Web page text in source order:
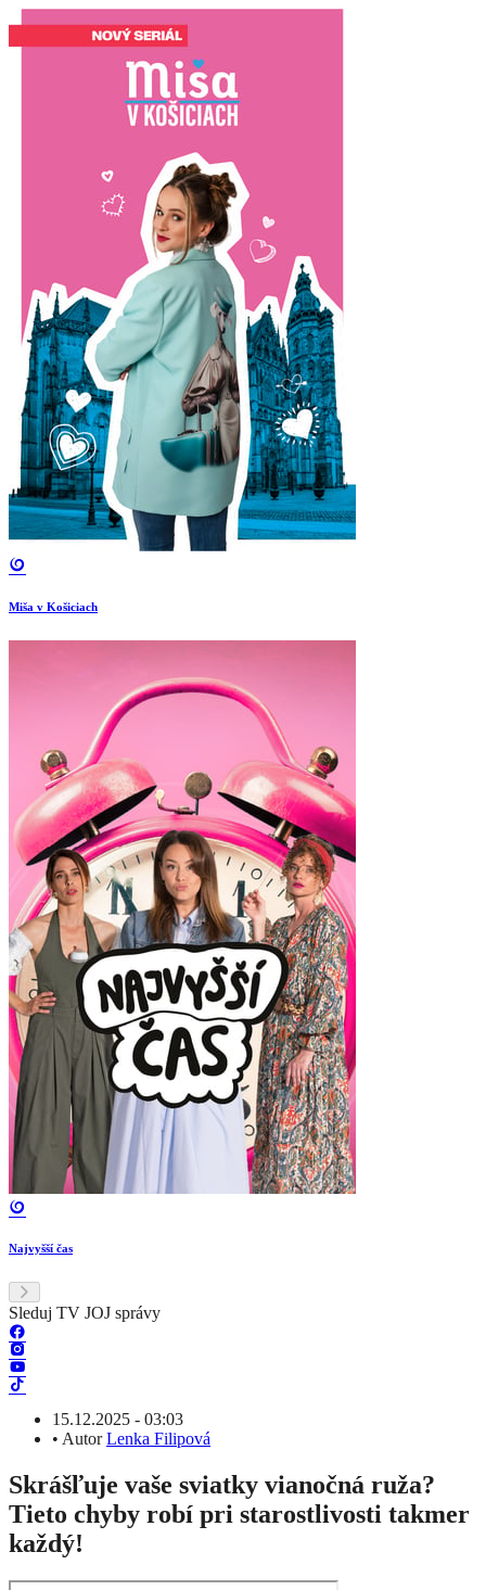
Miša v Košiciach
Najvyšší čas
Sleduj TV JOJ správy
15.12.2025 - 03:03
• AutorLenka Filipová
Skrášľuje vaše sviatky vianočná ruža?
Tieto chyby robí pri starostlivosti takmer
každý!